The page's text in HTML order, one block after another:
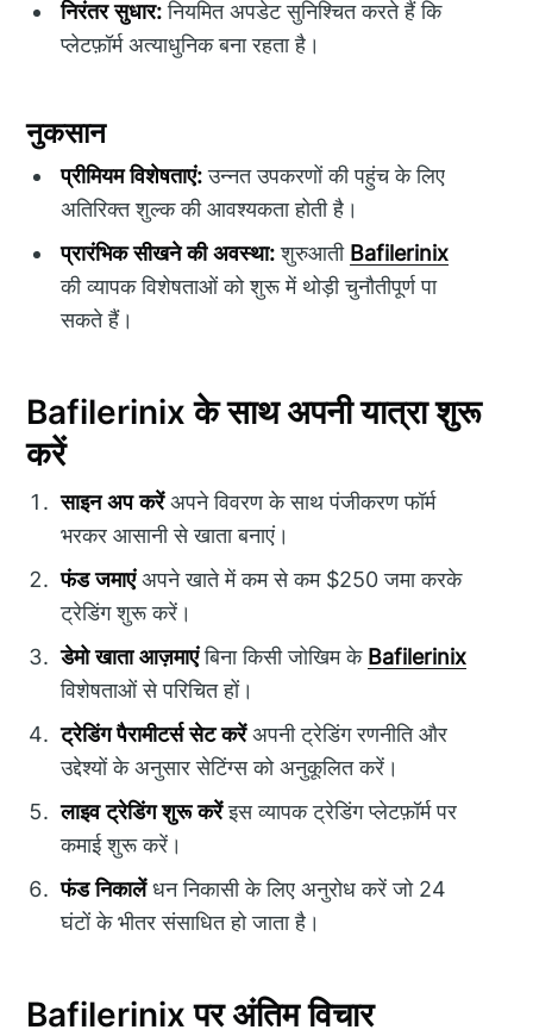
निरंतर सुधार:नियमित अपडेट सुनिश्चित करते हैं कि
प्लेटफ़ॉर्म अत्याधुनिक बना रहता है।
नुकसान
प्रीमियम विशेषताएं:उन्नत उपकरणों की पहुंच के लिए
अतिरिक्त शुल्क की आवश्यकता होती है।
प्रारंभिक सीखने की अवस्था:शुरुआती Bafilerinix
की व्यापक विशेषताओं को शुरू में थोड़ी चुनौतीपूर्ण पा
सकते हैं।
Bafilerinix के साथ अपनी यात्रा शुरू
करें
साइन अप करेंअपने विवरण के साथ पंजीकरण फॉर्म
भरकर आसानी से खाता बनाएं।
फंड जमाएंअपने खाते में कम से कम $250 जमा करके
ट्रेडिंग शुरू करें।
डेमो खाता आज़माएंबिना किसी जोखिम के Bafilerinix
विशेषताओं से परिचित हों।
ट्रेडिंग पैरामीटर्स सेट करेंअपनी ट्रेडिंग रणनीति और
उद्देश्यों के अनुसार सेटिंग्स को अनुकूलित करें।
लाइव ट्रेडिंग शुरू करेंइस व्यापक ट्रेडिंग प्लेटफ़ॉर्म पर
कमाई शुरू करें।
फंड निकालेंधन निकासी के लिए अनुरोध करें जो 24
घंटों के भीतर संसाधित हो जाता है।
Bafilerinix पर अंतिम विचार